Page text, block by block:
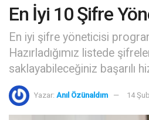
En İyi 10 Şifre
En iyi şifre yöneticisi
Hazırladığımız listede
saklayabileceğiniz başarılı
Yazar: Anıl Özünaldım 14